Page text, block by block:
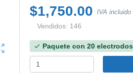
$1,750.00 IVA incluido
Vendidos: 146
check Paquete con 20 electrodos